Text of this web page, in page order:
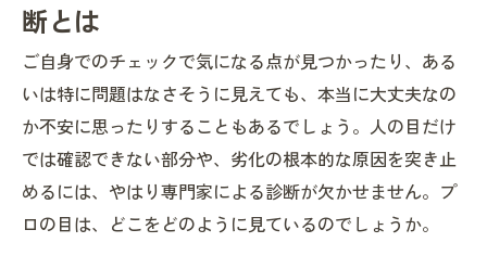
断とは
ご自身でのチェックで気になる点が見つかったり、ある
いは特に問題はなさそうに見えても、本当に大丈夫なの
か不安に思ったりすることもあるでしょう。人の目だけ
では確認できない部分や、劣化の根本的な原因を突き止
めるには、やはり専門家による診断が欠かせません。プ
ロの目は、どこをどのように見ているのでしょうか。